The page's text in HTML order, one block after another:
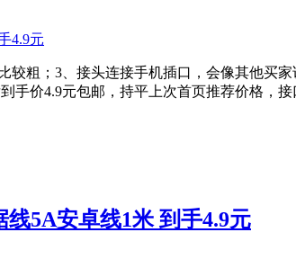
较粗；3、接头连接手机插口，会像其他买
手价4.9元包邮，持平上次首页推荐价格
5A安卓线1米 到手4.9元